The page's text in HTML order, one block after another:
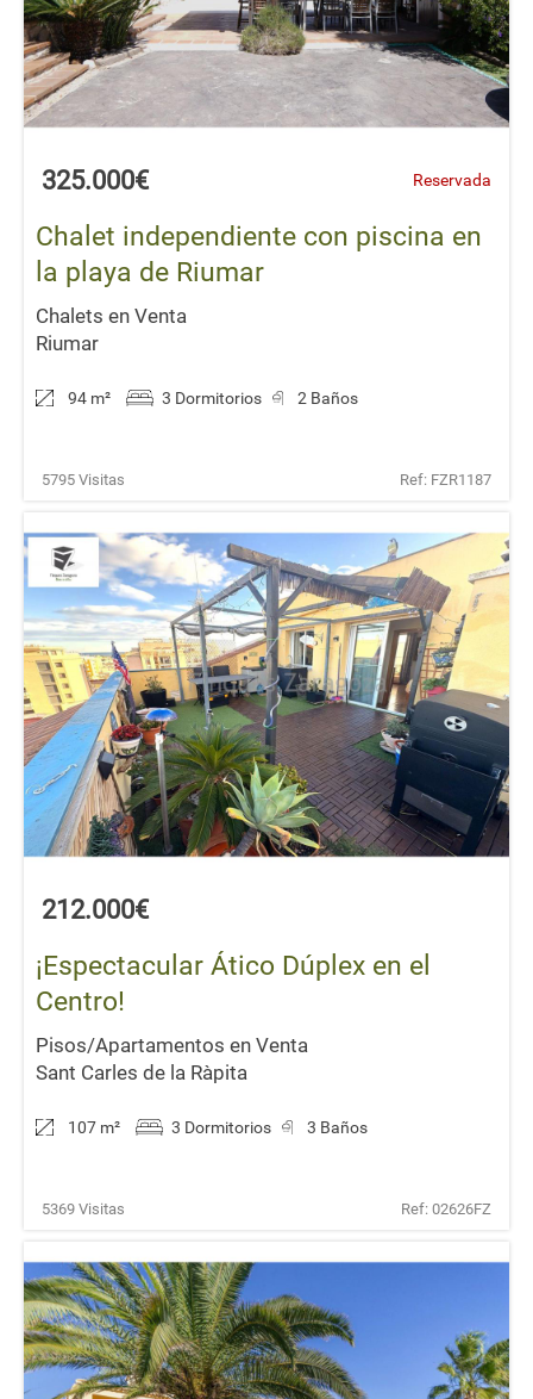
325.000€ Reservada
Chalet independiente con piscina en
la playa de Riumar
Chalets en Venta
Riumar
94 m² 3 Dormitorios 2 Baños
5795 Visitas Ref: FZR1187
212.000€
¡Espectacular Ático Dúplex en el
Centro!
Pisos/Apartamentos en Venta
Sant Carles de la Ràpita
107 m² 3 Dormitorios 3 Baños
5369 Visitas Ref: 02626FZ